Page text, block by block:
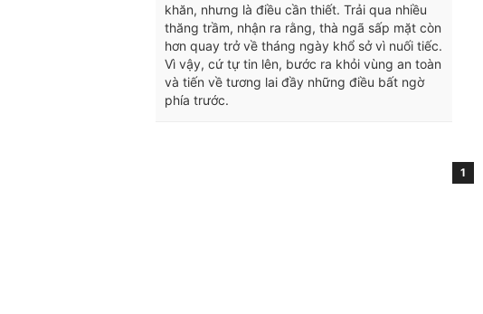
khăn, nhưng là điều cần thiết. Trải qua nhiều
thăng trầm, nhận ra rằng, thà ngã sấp mặt còn
hơn quay trở về tháng ngày khổ sở vì nuối tiếc.
Vì vậy, cứ tự tin lên, bước ra khỏi vùng an toàn
và tiến về tương lai đầy những điều bất ngờ
phía trước.
1